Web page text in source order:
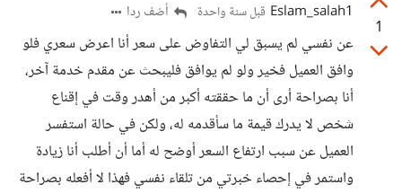
1
Eslam_salah1 قبل سنة واحدة أضف ردا
عن نفسي لم يسبق لي التفاوض على سعر أنا اعرض سعري فلو
وافق العميل فخير ولو لم يوافق فليبحث عن مقدم خدمة آخر،
أنا بصراحة أرى أن ما حققته أكبر من أهدر وقت في إقناع
شخص لا يدرك قيمة ما سأقدمه له، ولكن في حالة استفسر
العميل عن سبب ارتفاع السعر أوضح له أما أن أطلب أنا زيادة
واستمر في إحصاء خبرتي من تلقاء نفسي فهذا لا أفعله بصراحة